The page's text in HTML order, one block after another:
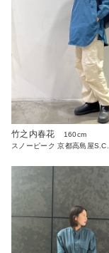
竹之内春花
160cm
スノーピーク 京都高島屋S.C.